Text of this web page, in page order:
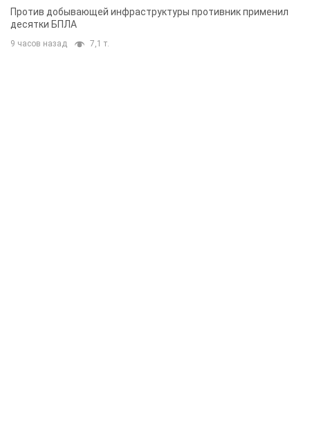
Против добывающей инфраструктуры противник применил
десятки БПЛА
9 часов назад 7,1 т.